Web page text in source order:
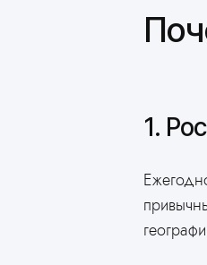
создайте
нейросеть
1.